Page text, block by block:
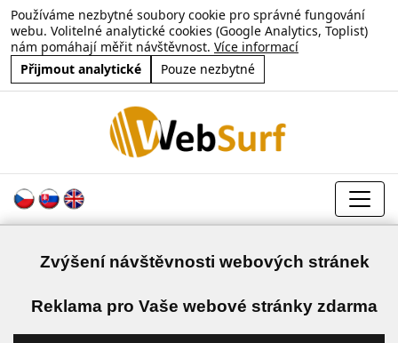
Používáme nezbytné soubory cookie pro správné fungování
webu. Volitelné analytické cookies (Google Analytics, Toplist)
nám pomáhají měřit návštěvnost. Více informací
Přijmout analytické
Pouze nezbytné
Zvýšení návštěvnosti webových stránek
Reklama pro Vaše webové stránky zdarma